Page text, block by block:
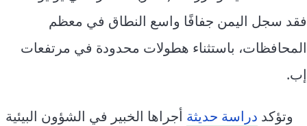
فقد سجل اليمن جفافًا واسع النطاق في معظم
المحافظات، باستثناء هطولات محدودة في مرتفعات
إب.
وتؤكد دراسة حديثة أجراها الخبير في الشؤون البيئية